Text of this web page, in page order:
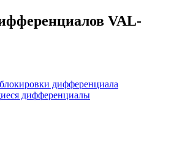
VAL-
дифференциала
дифференциалы